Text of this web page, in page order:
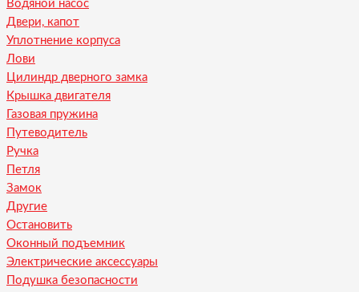
Водяной насос
Двери, капот
Уплотнение корпуса
Лови
Цилиндр дверного замка
Крышка двигателя
Газовая пружина
Путеводитель
Ручка
Петля
Замок
Другие
Остановить
Оконный подъемник
Электрические аксессуары
Подушка безопасности